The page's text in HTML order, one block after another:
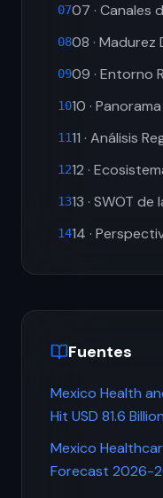
0707 · Canales
0808 · Madurez
0909 · Entorno
1010 ·
1111 · Análisis
1212 ·
1313 · SWOT
1414 ·
Fuentes
Mexico Health
Hit USD 81.6
Mexico
Forecast 2026-